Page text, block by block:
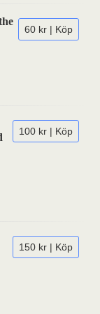
60 kr | Köp
100 kr | Köp
150 kr | Köp